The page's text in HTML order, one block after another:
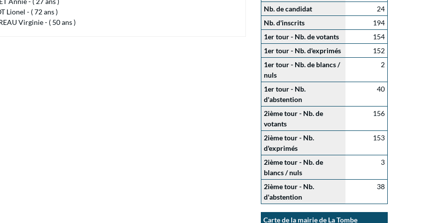
Lionel - ( 72 ans )
Virginie - ( 50 ans )
Nb. de candidat
24
Nb. d'inscrits
194
1er tour - Nb. de votants
154
1er tour - Nb. d'exprimés
152
1er tour - Nb. de blancs /
nuls
2
1er tour - Nb.
d'abstention
40
2ième tour - Nb. de
votants
156
2ième tour - Nb.
d'exprimés
153
2ième tour - Nb. de
blancs / nuls
3
2ième tour - Nb.
d'abstention
38
Carte de la mairie de La Tombe